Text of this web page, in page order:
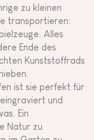
zu kleinen
transportieren:
Alles
Ende des
Kunststoffrads
ist sie perfekt für
und
Ein
Natur zu